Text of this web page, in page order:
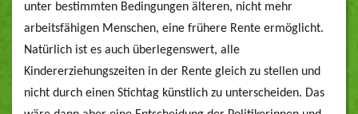
unter bestimmten Bedingungen älteren, nicht mehr
arbeitsfähigen Menschen, eine frühere Rente ermöglicht.
Natürlich ist es auch überlegenswert, alle
Kindererziehungszeiten in der Rente gleich zu stellen und
nicht durch einen Stichtag künstlich zu unterscheiden. Das